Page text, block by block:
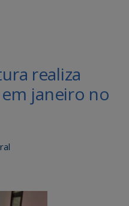
realiza
janeiro no